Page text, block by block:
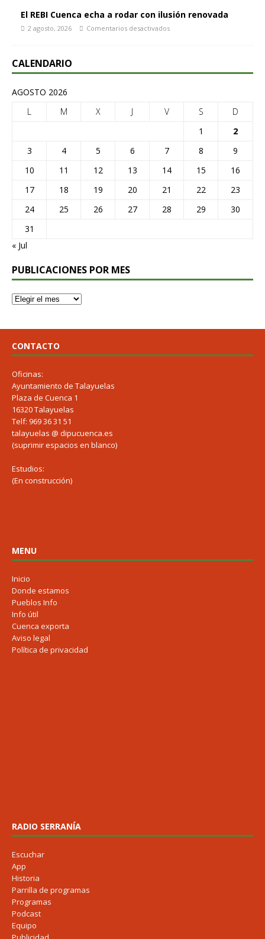
El REBI Cuenca echa a rodar con ilusión renovada
2 agosto, 2026 Comentarios desactivados
CALENDARIO
AGOSTO 2026
L
M X J V S
D
1
2
3
4 5 6 7 8
9
10
11 12 13 14 15
16
17
18 19 20 21 22
23
24
25 26 27 28 29
30
31
« Jul
PUBLICACIONES POR MES
CONTACTO
Oficinas:
Ayuntamiento de Talayuelas
Plaza de Cuenca 1
16320 Talayuelas
Telf: 969 36 31 51
talayuelas @ dipucuenca.es
(suprimir espacios en blanco)
Estudios:
(En construcción)
MENU
Inicio
Donde estamos
Pueblos Info
Info útil
Cuenca exporta
Aviso legal
Política de privacidad
RADIO SERRANÍA
Escuchar
App
Historia
Parrilla de programas
Programas
Podcast
Equipo